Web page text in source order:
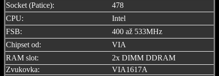
Socket (Patice):
478
CPU:
Intel
FSB:
400 až 533MHz
Chipset od:
VIA
RAM slot:
2x DIMM DDRAM
Zvukovka:
VIA1617A